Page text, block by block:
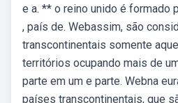
e a. ** o reino unido é formado
, país de. Webassim, são
transcontinentais somente
territórios ocupando mais de
parte em um e parte. Webna
países transcontinentais, que